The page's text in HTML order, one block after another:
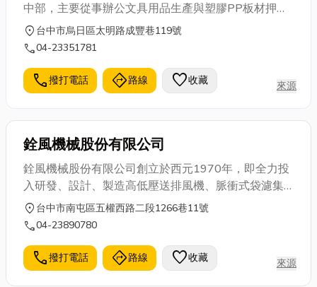
中部，主要從事辦公文具用品生產與塑膠PP板材押出
及各式PP客製製品。 廠區規模雖不大，但一直以來，
不斷研發並秉著嚴謹的品管以提升我們在業界的地
不斷努力成長，為國內外客戶提供更有效率及多元化
的服務。 產品種類包含： 各式PP板，文件夾(L夾)，
或依客戶定製生產。廠區規模雖不大，但一直以來，
不斷研發並秉著嚴謹的品管以提升我們在業界的地
位，至今已深獲好評。 在大家的支持下，杉元實業將
不斷努力成長，為國內外客戶提供更有效率及多元化
的服務。
location_on 台中市烏日區太明路成豐巷119號
call04-23351781
call撥打電話 directions路線 favorite收藏 來源
銓風機械股份有限公司
銓風機械股份有限公司創立於西元1970年，即全力投
入研發、設計、製造高低壓送排風機、脈衝式袋濾集
塵機、填充噴霧洗滌塔、活性碳吸附塔、塗裝噴漆設
備、焚化爐、空氣污染防治設備。從規劃、設計、製
務，專業設計能力及豐富的經驗，在業界享有極高的
評價。並於西元1999年11月,通過ISO 9001認證。
location_on 台中市南屯區五權西路二段1266巷11號
call04-23890780
call撥打電話 directions路線 favorite收藏 來源